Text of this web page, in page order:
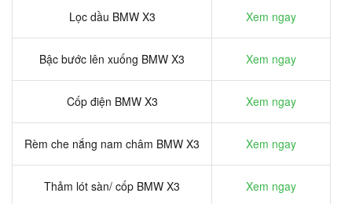
Lọc dầu BMW X3 Xem ngay
Bậc bước lên xuống BMW X3 Xem ngay
Cốp điện BMW X3 Xem ngay
Rèm che nắng nam châm BMW X3 Xem ngay
Thảm lót sàn/ cốp BMW X3 Xem ngay